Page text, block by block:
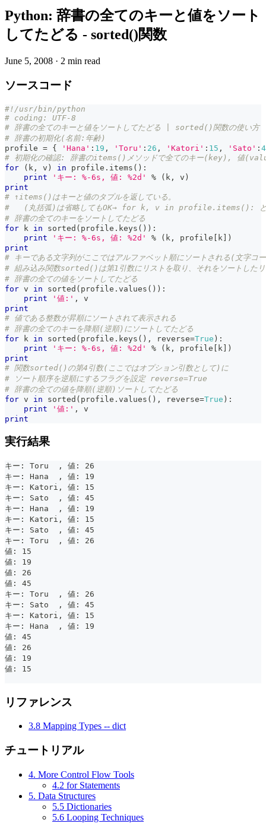
Python: 辞書の全てのキーと値をソート
してたどる - sorted()関数
June 5, 2008 · 2 min read
ソースコード
#!/usr/bin/python
# coding: UTF-8
# 辞書の全てのキーと値をソートしてたどる | sorted()関数の使い方
# 辞書の初期化(名前:年齢)
profile = { 'Hana' : 19 , 'Toru' : 26 , 'Katori' : 15 , 'Sato' :
# 初期化の確認: 辞書のitems()メソッドで全てのキー(key), 値
for
( k , v ) in profile . items ( ) :
print
'キー: %-6s, 値: %2d' % ( k , v )
print
# ↑items()はキーと値のタプルを返している。
#   (丸括弧)は省略してもOK→ for k, v in profile.items(): と
# 辞書の全てのキーをソートしてたどる
for k in sorted ( profile . keys ( ) ) :
print
'キー: %-6s, 値: %2d' % ( k , profile [ k ] )
print
# キーである文字列がここではアルファベット順にソートされる(文字コ
# 組み込み関数sorted()は第1引数にリストを取り、それをソートしたリ
# 辞書の全ての値をソートしてたどる
for v in sorted ( profile . values ( ) ) :
print
'値:' ,
v
print
# 値である整数が昇順にソートされて表示される
# 辞書の全てのキーを降順(逆順)にソートしてたどる
for k in sorted ( profile . keys ( ) , reverse=True ) :
print
'キー: %-6s, 値: %2d' % ( k , profile [ k ] )
print
# 関数sorted()の第4引数(ここではオプション引数として)に
# ソート順序を逆順にするフラグを設定 reverse=True
# 辞書の全ての値を降順(逆順)ソートしてたどる
for v in sorted ( profile . values ( ) , reverse=True ) :
print
'値:' ,
v
print
実行結果
キー: Toru  , 値: 26
キー: Hana  , 値: 19
キー: Katori, 値: 15
キー: Sato  , 値: 45
キー: Hana  , 値: 19
キー: Katori, 値: 15
キー: Sato  , 値: 45
キー: Toru  , 値: 26
値: 15
値: 19
値: 26
値: 45
キー: Toru  , 値: 26
キー: Sato  , 値: 45
キー: Katori, 値: 15
キー: Hana  , 値: 19
値: 45
値: 26
値: 19
値: 15
リファレンス
3.8 Mapping Types -- dict
チュートリアル
4. More Control Flow Tools
4.2 for Statements
5. Data Structures
5.5 Dictionaries
5.6 Looping Techniques